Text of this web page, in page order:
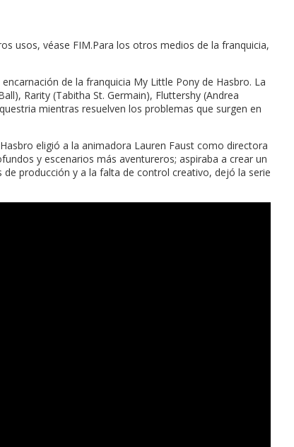
usos, véase FIM.Para los otros medios de la franquicia,
de la franquicia My Little Pony de Hasbro. La
Rarity (Tabitha St. Germain), Fluttershy (Andrea
mientras resuelven los problemas que surgen en
eligió a la animadora Lauren Faust como directora
y escenarios más aventureros; aspiraba a crear un
producción y a la falta de control creativo, dejó la serie